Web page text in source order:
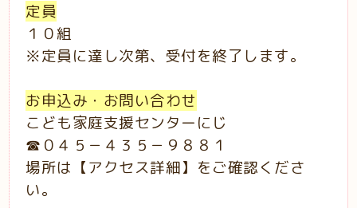
定員
１０組
※定員に達し次第、受付を終了します。
お申込み・お問い合わせ
こども家庭支援センターにじ
☎０４５－４３５－９８８１
場所は【アクセス詳細】をご確認くださ
い。